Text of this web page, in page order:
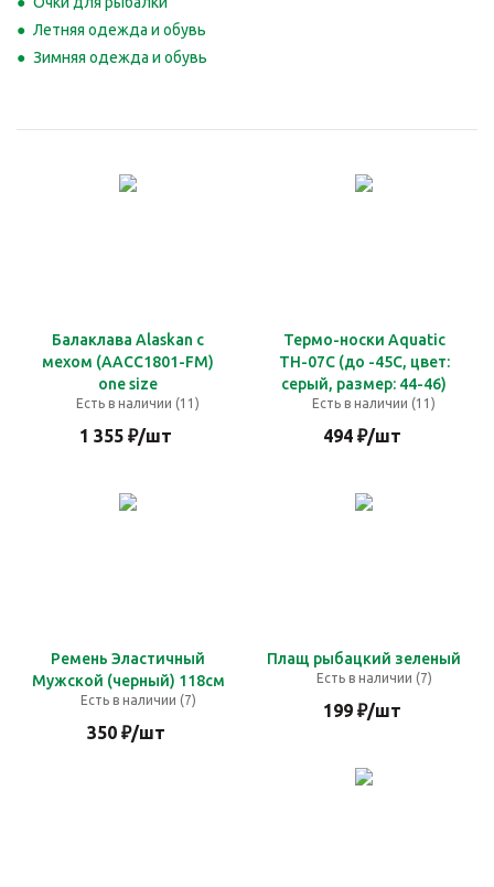
Летняя одежда и обувь
Зимняя одежда и обувь
Балаклава Alaskan с
мехом (AACC1801-FM)
one size
Есть в наличии (11)
1 355 ₽/шт
Термо-носки Aquatic
ТН-07C (до -45С, цвет:
серый, размер: 44-46)
Есть в наличии (11)
494₽/шт
Ремень Эластичный
Мужской (черный) 118см
Есть в наличии (7)
350₽/шт
Плащ рыбацкий зеленый
Есть в наличии (7)
199₽/шт